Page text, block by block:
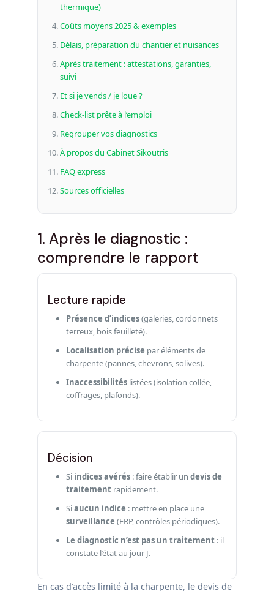
thermique)
Coûts moyens 2025 & exemples
Délais, préparation du chantier et nuisances
Après traitement : attestations, garanties,
suivi
Et si je vends / je loue ?
Check‑list prête à l’emploi
Regrouper vos diagnostics
À propos du Cabinet Sikoutris
FAQ express
Sources officielles
1. Après le diagnostic :
comprendre le rapport
Lecture rapide
Présence d’indices(galeries, cordonnets
terreux, bois feuilleté).
Localisation précise par éléments de
charpente (pannes, chevrons, solives).
Inaccessibilitéslistées (isolation collée,
coffrages, plafonds).
Décision
Si indices avérés: faire établir un devis de
traitementrapidement.
Siaucun indice : mettre en place une
surveillance (ERP, contrôles périodiques).
Le diagnostic n’est pas un traitement: il
constate l’état au jour J.
En cas d’accès limité à la charpente, le devis de